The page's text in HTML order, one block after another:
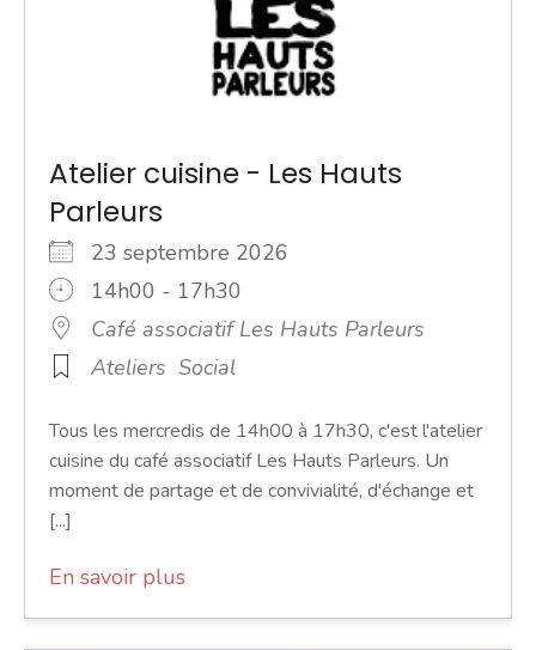
Atelier cuisine - Les Hauts
Parleurs
23 septembre 2026
14h00 - 17h30
Café associatif Les Hauts Parleurs
Ateliers Social
Tous les mercredis de 14h00 à 17h30, c'est l'atelier
cuisine du café associatif Les Hauts Parleurs. Un
moment de partage et de convivialité, d'échange et
[...]
En savoir plus